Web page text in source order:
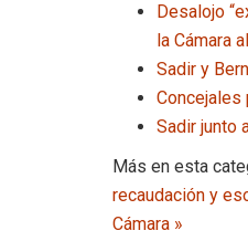
Desalojo
la Cámara
Sadir y
Concejales
Sadir junto
Más en esta
recaudación y
Cámara »